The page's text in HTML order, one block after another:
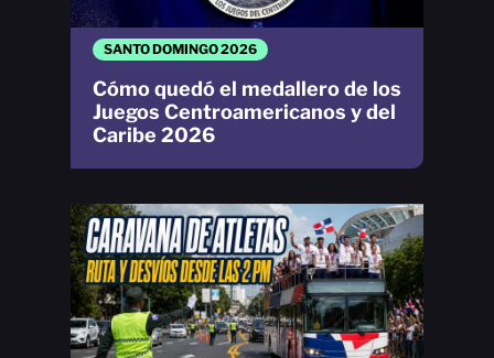
SANTO DOMINGO 2026
Cómo quedó el medallero de los
Juegos Centroamericanos y del
Caribe 2026